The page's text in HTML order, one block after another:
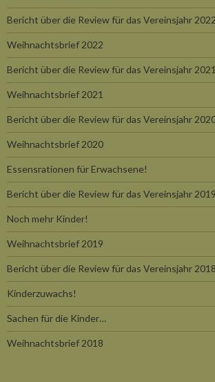
Bericht über die Review für das Vereinsjahr 2022
Weihnachtsbrief 2022
Bericht über die Review für das Vereinsjahr 2021
Weihnachtsbrief 2021
Bericht über die Review für das Vereinsjahr
Weihnachtsbrief 2020
Essensrationen für Erwachsene!
Bericht über die Review für das Vereinsjahr 2019
Noch mehr Kinder!
Weihnachtsbrief 2019
Bericht über die Review für das Vereinsjahr 2018
Kinderzuwachs!
Sachen für die Kinder…
Weihnachtsbrief 2018